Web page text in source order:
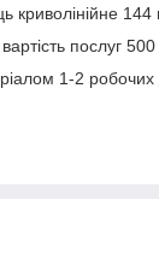
криволінійне 144
послуг 500
1-2